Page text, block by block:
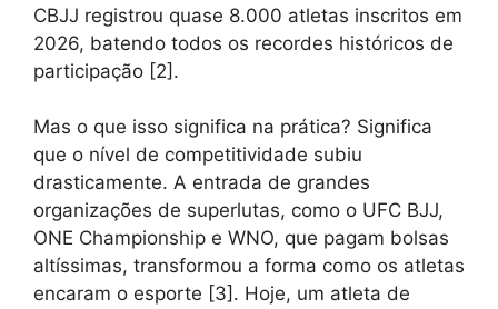
CBJJ registrou quase 8.000 atletas inscritos em
2026, batendo todos os recordes históricos de
participação [2].
Mas o que isso significa na prática? Significa
que o nível de competitividade subiu
drasticamente. A entrada de grandes
organizações de superlutas, como o UFC BJJ,
ONE Championship e WNO, que pagam bolsas
altíssimas, transformou a forma como os atletas
encaram o esporte [3]. Hoje, um atleta de